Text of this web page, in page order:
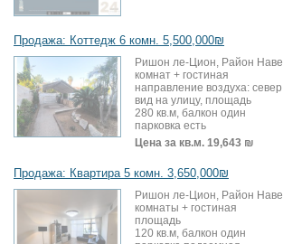
Продажа: Коттедж 6 комн. 5,500,000₪
Ришон ле-Цион, Район
комнат + гостиная
направление воздуха:
вид на улицу, площадь
280 кв.м, балкон один
парковка есть
Цена за кв.м. 19,643 ₪
Продажа: Квартира 5 комн. 3,650,000₪
Ришон ле-Цион, Район
комнаты + гостиная
площадь
120 кв.м, балкон один